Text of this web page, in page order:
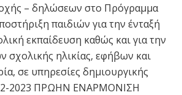
– δηλώσεων στο Πρόγραμμα
παιδιών για την ένταξή
εκπαίδευση καθώς και για την
σχολικής ηλικίας, εφήβων και
σε υπηρεσίες δημιουργικής
2023 ΠΡΩΗΝ ΕΝΑΡΜΟΝΙΣΗ